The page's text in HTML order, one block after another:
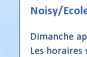
Noisy/
Dimanche
Les horaires